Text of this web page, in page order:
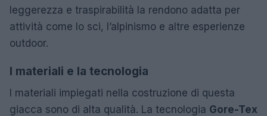
leggerezza e traspirabilità la rendono adatta per
attività come lo sci, l’alpinismo e altre esperienze
outdoor.
I materiali e la tecnologia
I materiali impiegati nella costruzione di questa
giacca sono di alta qualità. La tecnologia Gore-Tex